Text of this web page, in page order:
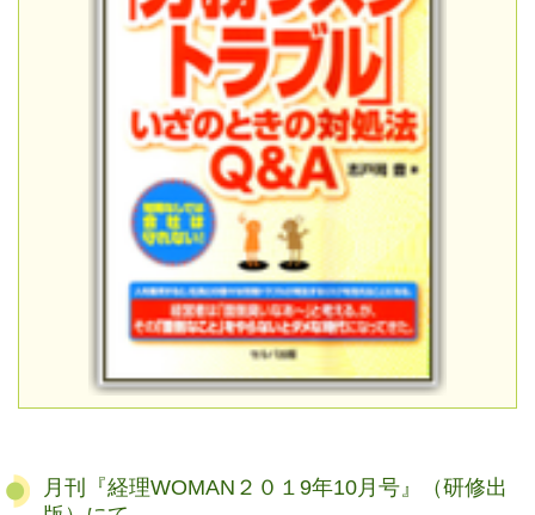
月刊『経理WOMAN２０１9年10月号』（研修出